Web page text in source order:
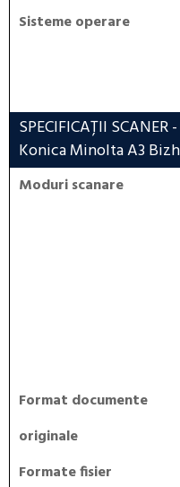
Sisteme operare
SPECIFICAȚII SCANER
Konica Minolta A3
Moduri scanare
Format documente
originale
Formate fisier